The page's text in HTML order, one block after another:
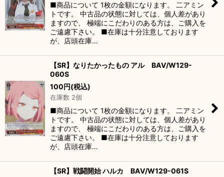
■商品について 1枚の金額になります。 二アミン
トです。 中古品の状態に対しては、個人差があり
ますので、 極端にこだわりのある方は、ご購入を
ご遠慮下さい。 ■在庫は十分注意しております
が、店頭在庫…
【SR】なりたかったもの アル BAV/W129-
060S
100円(税込)
在庫数 2個
■商品について 1枚の金額になります。 二アミン
トです。 中古品の状態に対しては、個人差があり
ますので、 極端にこだわりのある方は、ご購入を
ご遠慮下さい。 ■在庫は十分注意しております
が、店頭在庫…
【SR】戦闘開始 ハルカ BAV/W129-061S